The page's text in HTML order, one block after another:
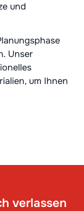
und
Unser
um Ihnen
verlassen